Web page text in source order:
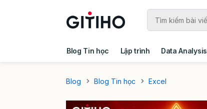
Blog Tin học Lập trình Data Analysis
Blog
Blog Tin học Excel